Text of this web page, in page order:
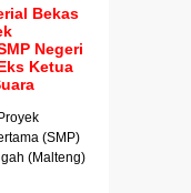
Bekas
Negeri
Ketua
(SMP)
(Malteng)